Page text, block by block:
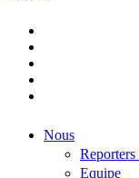
Close
Nous
Reporters
Equipe